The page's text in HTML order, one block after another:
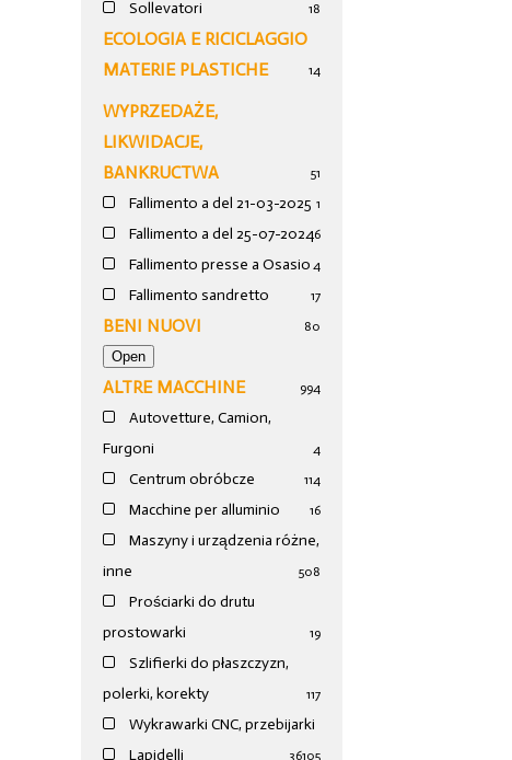
Sollevatori 18
ECOLOGIA E RICICLAGGIO
MATERIE PLASTICHE
14
WYPRZEDAŻE,
LIKWIDACJE,
BANKRUCTWA
51
Fallimento a del 21-03-2025 1
Fallimento a del 25-07-20246
Fallimento presse a Osasio 4
Fallimento sandretto 17
BENI NUOVI 80
ALTRE MACCHINE 994
Autovetture, Camion,
Furgoni
4
Centrum obróbcze 114
Macchine per alluminio 16
Maszyny i urządzenia różne,
inne
508
Prościarki do drutu
prostowarki
19
Szlifierki do płaszczyzn,
polerki, korekty
117
Wykrawarki CNC, przebijarki
105
Lapidelli 36